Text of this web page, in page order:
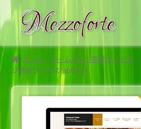
ナ
ビ
ゲ
ー
シ
ョ
ン
へ
コ
ン
テ
ン
ツ
へ
ス
キ
ホーム
ご利用案内メニュー
ホーム ホームページ制作サービス
ジ制作サービス(ab077)